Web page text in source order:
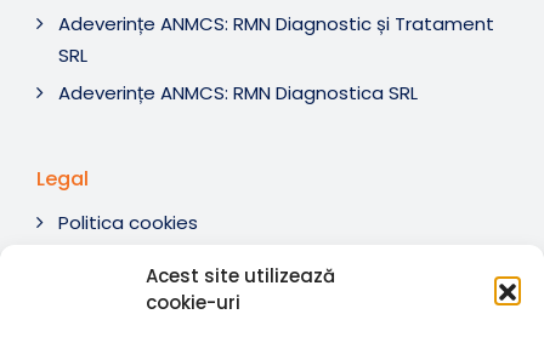
Acest site utilizează
cookie-uri
Adeverințe ANMCS: RMN Diagnostic și Tratament
SRL
Adeverințe ANMCS: RMN Diagnostica SRL
Legal
Politica cookies
Soluționare litigii